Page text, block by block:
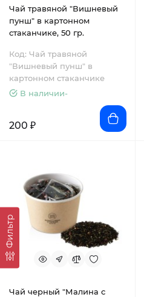
Фильтр
Чай травяной "Вишневый
пунш" в картонном
стаканчике, 50 гр.
Код: Чай травяной
"Вишневый пунш" в
картонном стаканчике
В наличии-
200 ₽
Чай черный "Малина с